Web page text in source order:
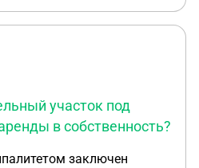
договора аренды.
участке есть
его (участок) по
должны выставить на
участок под
в собственность?
заключен